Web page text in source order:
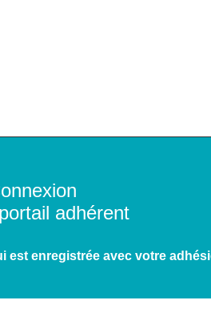
adhérent
est enregistrée avec votre